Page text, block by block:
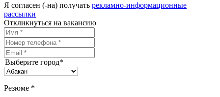
Я согласен (-на) получать рекламно-информационные
рассылки
Откликнуться на вакансию
Выберите город*
Резюме *